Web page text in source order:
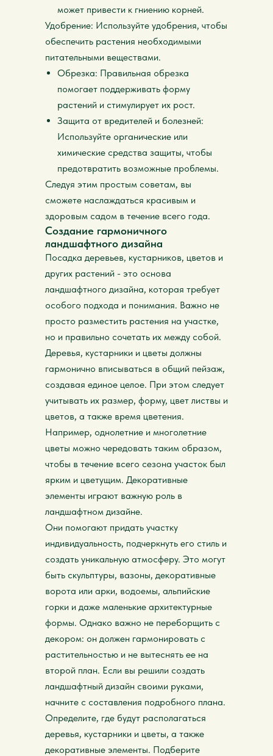
может привести к гниению корней.
Удобрение: Используйте удобрения, чтобы
обеспечить растения необходимыми
питательными веществами.
Обрезка: Правильная обрезка
помогает поддерживать форму
растений и стимулирует их рост.
Защита от вредителей и болезней:
Используйте органические или
химические средства защиты, чтобы
предотвратить возможные проблемы.
Следуя этим простым советам, вы
сможете наслаждаться красивым и
здоровым садом в течение всего года.
Создание гармоничного
ландшафтного дизайна
Посадка деревьев, кустарников, цветов и
других растений - это основа
ландшафтного дизайна, которая требует
особого подхода и понимания. Важно не
просто разместить растения на участке,
но и правильно сочетать их между собой.
Деревья, кустарники и цветы должны
гармонично вписываться в общий пейзаж,
создавая единое целое. При этом следует
учитывать их размер, форму, цвет листвы и
цветов, а также время цветения.
Например, однолетние и многолетние
цветы можно чередовать таким образом,
чтобы в течение всего сезона участок был
ярким и цветущим. Декоративные
элементы играют важную роль в
ландшафтном дизайне.
Они помогают придать участку
индивидуальность, подчеркнуть его стиль и
создать уникальную атмосферу. Это могут
быть скульптуры, вазоны, декоративные
ворота или арки, водоемы, альпийские
горки и даже маленькие архитектурные
формы. Однако важно не переборщить с
декором: он должен гармонировать с
растительностью и не вытеснять ее на
второй план. Если вы решили создать
ландшафтный дизайн своими руками,
начните с составления подробного плана.
Определите, где будут располагаться
деревья, кустарники и цветы, а также
декоративные элементы. Подберите